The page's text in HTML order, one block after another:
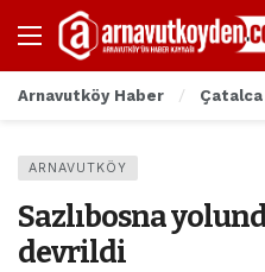
Arnavutköy Haber Çatalca
ARNAVUTKÖY
Sazlıbosna
devrildi